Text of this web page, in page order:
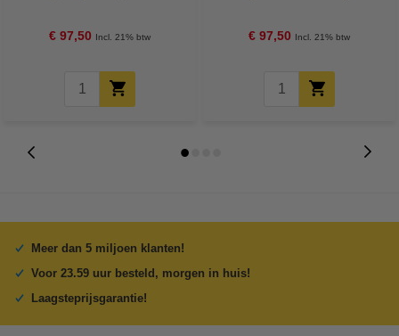
€ 97,50 Incl. 21% btw € 97,50 Incl. 21% btw
Meer dan 5 miljoen klanten!
Voor 23.59 uur besteld, morgen in huis!
Laagsteprijsgarantie!